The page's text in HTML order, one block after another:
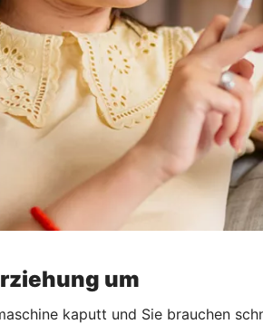
um
kaputt und Sie brauchen